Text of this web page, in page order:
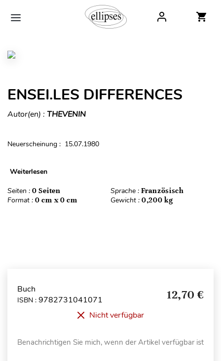
ENSEI.LES DIFFERENCES
Autor(en) : THEVENIN
Neuerscheinung : 15.07.1980
Weiterlesen
Seiten : 0 Seiten Sprache : Französisch
Format : 0 cm x 0 cm Gewicht : 0,200 kg
Buch
ISBN : 9782731041071 12,70 €
Nicht verfügbar
Benachrichtigen Sie mich, wenn der Artikel verfügbar ist